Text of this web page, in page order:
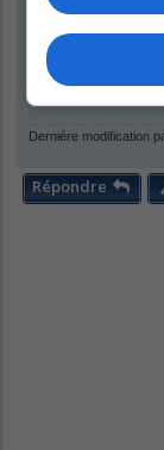
Dernière modification
Répondre